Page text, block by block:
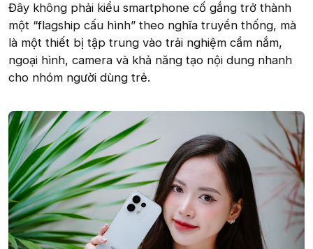
Đây không phải kiểu smartphone cố gắng trở thành
một “flagship cấu hình” theo nghĩa truyền thống, mà
là một thiết bị tập trung vào trải nghiệm cầm nắm,
ngoại hình, camera và khả năng tạo nội dung nhanh
cho nhóm người dùng trẻ.